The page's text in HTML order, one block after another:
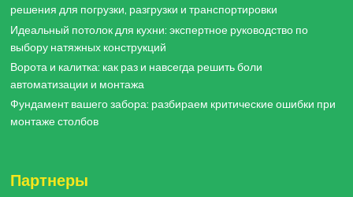
решения для погрузки, разгрузки и транспортировки
Идеальный потолок для кухни: экспертное руководство по
выбору натяжных конструкций
Ворота и калитка: как раз и навсегда решить боли
автоматизации и монтажа
Фундамент вашего забора: разбираем критические ошибки при
монтаже столбов
Партнеры